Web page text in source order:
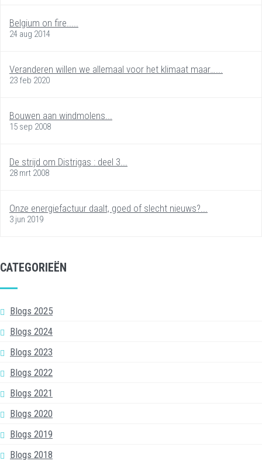
Belgium on fire.....
24 aug 2014
Veranderen willen we allemaal voor het klimaat maar…...
23 feb 2020
Bouwen aan windmolens...
15 sep 2008
De strijd om Distrigas : deel 3...
28 mrt 2008
Onze energiefactuur daalt, goed of slecht nieuws?...
3 jun 2019
CATEGORIEËN
Blogs 2025
Blogs 2024
Blogs 2023
Blogs 2022
Blogs 2021
Blogs 2020
Blogs 2019
Blogs 2018